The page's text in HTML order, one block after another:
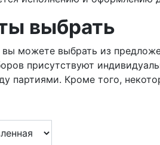
выбрать
можете выбрать из
присутствуют
партиями. Кроме того,